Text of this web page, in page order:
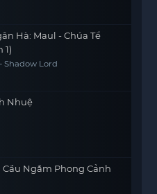
Hà: Maul - Chúa Tể
1)
Shadow Lord
Nhuệ
Ngắm Phong Cảnh